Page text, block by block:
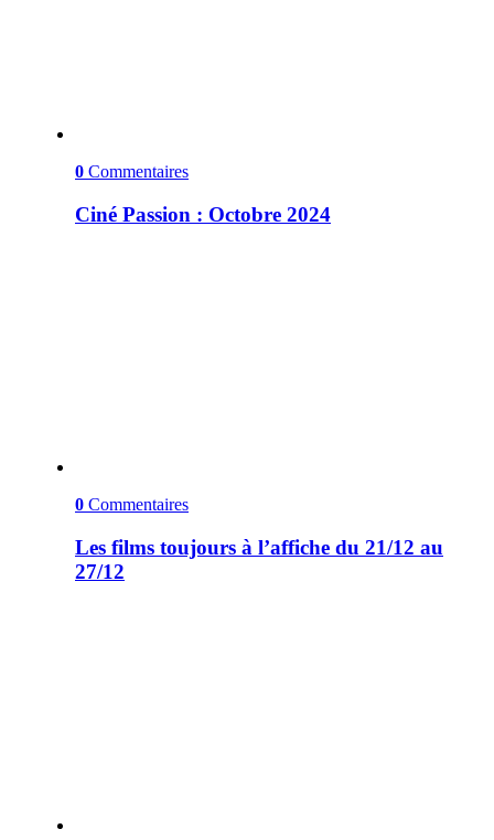
0 Commentaires
Ciné Passion : Octobre 2024
0 Commentaires
Les films toujours à l’affiche du 21/12 au
27/12